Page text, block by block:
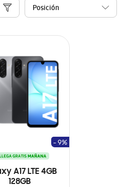
A17 LTE 4GB
128GB
- 9%